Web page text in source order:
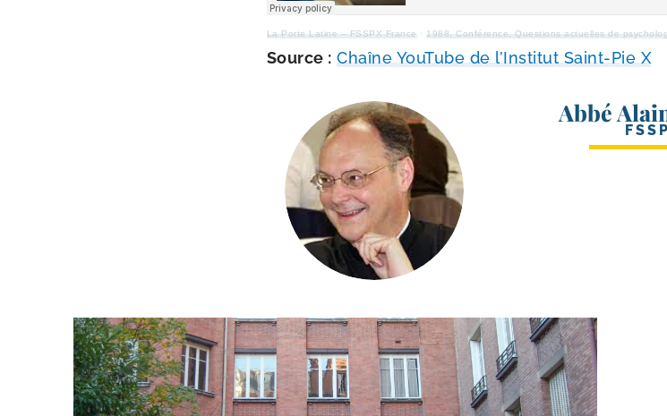
La Porte Latine – FSSPX France·1988, Conférence, Questions actuelles de
Source : Chaîne YouTube de l’Institut Saint-​Pie X
Abbé